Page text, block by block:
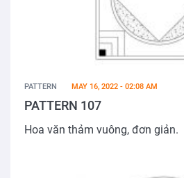
PATTERN MAY 16, 2022 - 02:08 AM
PATTERN 107
Hoa văn thảm vuông, đơn giản.